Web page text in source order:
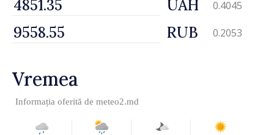
UAH 0.4045
RUB 0.2053
Vremea
Informația oferită de meteo2.md